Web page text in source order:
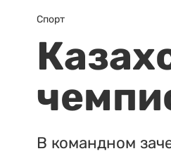
Спорт
В командном